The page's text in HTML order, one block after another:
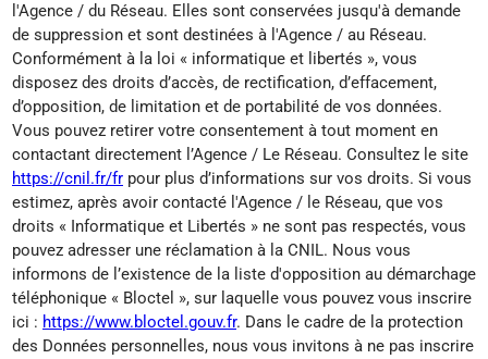
l'Agence / du Réseau. Elles sont conservées jusqu'à demande
de suppression et sont destinées à l'Agence / au Réseau.
Conformément à la loi « informatique et libertés », vous
disposez des droits d’accès, de rectification, d’effacement,
d’opposition, de limitation et de portabilité de vos données.
Vous pouvez retirer votre consentement à tout moment en
contactant directement l’Agence / Le Réseau. Consultez le site
https://cnil.fr/fr pour plus d’informations sur vos droits. Si vous
estimez, après avoir contacté l'Agence / le Réseau, que vos
droits « Informatique et Libertés » ne sont pas respectés, vous
pouvez adresser une réclamation à la CNIL. Nous vous
informons de l’existence de la liste d'opposition au démarchage
téléphonique « Bloctel », sur laquelle vous pouvez vous inscrire
ici : https://www.bloctel.gouv.fr. Dans le cadre de la protection
des Données personnelles, nous vous invitons à ne pas inscrire